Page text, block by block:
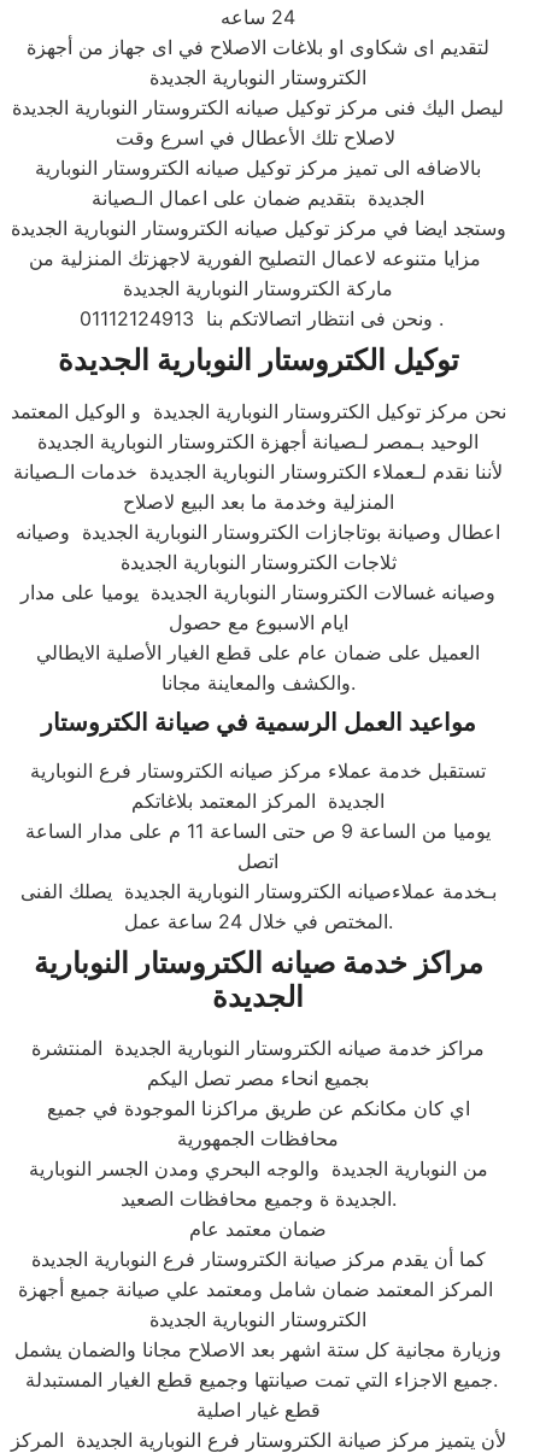
24 ساعه
لتقديم اى شكاوى او بلاغات الاصلاح في اى جهاز من أجهزة
الكتروستار النوبارية الجديدة
ليصل اليك فنى مركز توكيل صيانه الكتروستار النوبارية الجديدة
لاصلاح تلك الأعطال في اسرع وقت
بالاضافه الى تميز مركز توكيل صيانه الكتروستار النوبارية
الجديدة بتقديم ضمان على اعمال الـصيانة
وستجد ايضا في مركز توكيل صيانه الكتروستار النوبارية الجديدة
مزايا متنوعه لاعمال التصليح الفورية لاجهزتك المنزلية من
ماركة الكتروستار النوبارية الجديدة
01112124913 ونحن فى انتظار اتصالاتكم بنا .
توكيل الكتروستار النوبارية الجديدة
نحن مركز توكيل الكتروستار النوبارية الجديدة و الوكيل المعتمد
الوحيد بـمصر لـصيانة أجهزة الكتروستار النوبارية الجديدة
لأننا نقدم لـعملاء الكتروستار النوبارية الجديدة خدمات الـصيانة
المنزلية وخدمة ما بعد البيع لاصلاح
اعطال وصيانة بوتاجازات الكتروستار النوبارية الجديدة وصيانه
ثلاجات الكتروستار النوبارية الجديدة
وصيانه غسالات الكتروستار النوبارية الجديدة يوميا على مدار
ايام الاسبوع مع حصول
العميل على ضمان عام على قطع الغيار الأصلية الايطالي
والكشف والمعاينة مجانا.​
مواعيد العمل الرسمية في صيانة الكتروستار
تستقبل خدمة عملاء مركز صيانه الكتروستار فرع النوبارية
الجديدة المركز المعتمد بلاغاتكم
يوميا من الساعة 9 ص حتى الساعة 11 م على مدار الساعة
اتصل
بـخدمة عملاءصيانه الكتروستار النوبارية الجديدة يصلك الفنى
المختص في خلال 24 ساعة عمل.​
مراكز خدمة صيانه الكتروستار النوبارية
الجديدة
مراكز خدمة صيانه الكتروستار النوبارية الجديدة المنتشرة
بجميع انحاء مصر تصل اليكم
اي كان مكانكم عن طريق مراكزنا الموجودة في جميع
محافظات الجمهورية
من النوبارية الجديدة والوجه البحري ومدن الجسر النوبارية
الجديدة ة وجميع محافظات الصعيد.​
ضمان معتمد عام
كما أن يقدم مركز صيانة الكتروستار فرع النوبارية الجديدة
المركز المعتمد ضمان شامل ومعتمد علي صيانة جميع أجهزة
الكتروستار النوبارية الجديدة
وزيارة مجانية كل ستة اشهر بعد الاصلاح مجانا والضمان يشمل
جميع الاجزاء التي تمت صيانتها وجميع قطع الغيار المستبدلة.​​
قطع غيار اصلية
لأن يتميز مركز صيانة الكتروستار فرع النوبارية الجديدة المركز